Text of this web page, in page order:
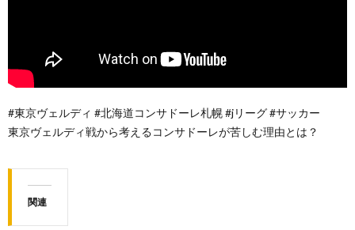
#東京ヴェルディ #北海道コンサドーレ札幌 #jリーグ #サッカー
東京ヴェルディ戦から考えるコンサドーレが苦しむ理由とは？
関連